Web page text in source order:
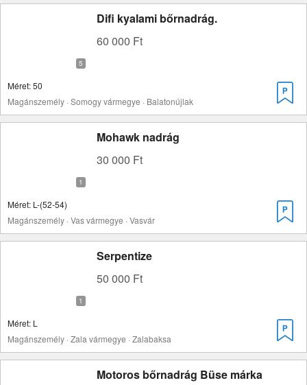
Difi kyalami bőrnadrág.
60 000 Ft
Méret: 50
Magánszemély · Somogy vármegye · Balatonújlak
Mohawk nadrág
30 000 Ft
Méret: L-(52-54)
Magánszemély · Vas vármegye · Vasvár
Serpentize
50 000 Ft
Méret: L
Magánszemély · Zala vármegye · Zalabaksa
Motoros bőrnadrág Büse márka